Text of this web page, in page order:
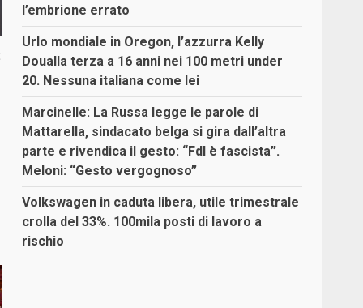
l’embrione errato
Urlo mondiale in Oregon, l’azzurra Kelly
Doualla terza a 16 anni nei 100 metri under
20. Nessuna italiana come lei
Marcinelle: La Russa legge le parole di
Mattarella, sindacato belga si gira dall’altra
parte e rivendica il gesto: “FdI è fascista”.
Meloni: “Gesto vergognoso”
Volkswagen in caduta libera, utile trimestrale
crolla del 33%. 100mila posti di lavoro a
rischio